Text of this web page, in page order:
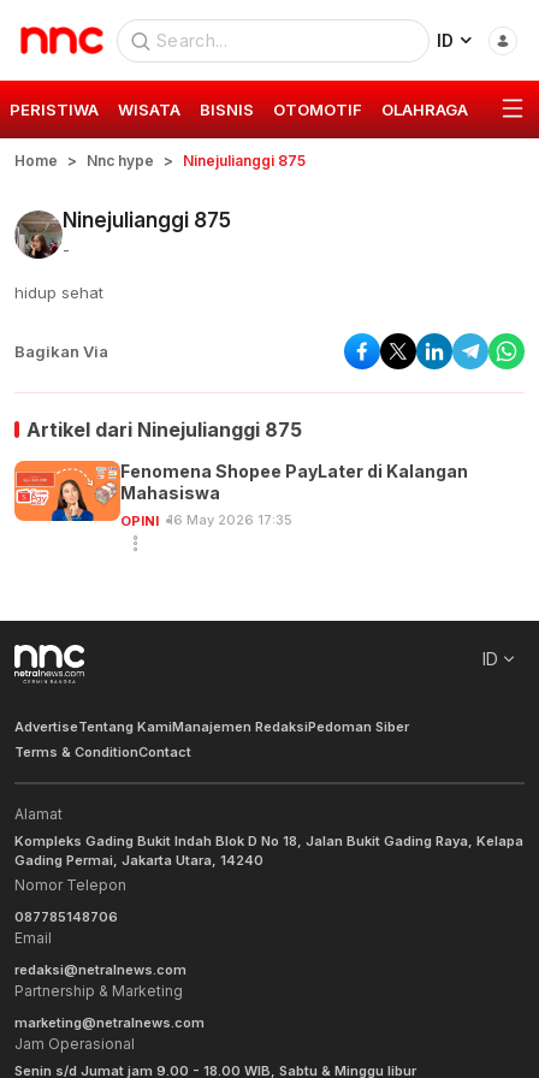
ID
PERISTIWA WISATA BISNIS OTOMOTIF OLAHRAGA GAYA
Home Nnc hype Ninejulianggi 875
Ninejulianggi 875
-
hidup sehat
Bagikan Via
Artikel dari Ninejulianggi 875
Fenomena Shopee PayLater di Kalangan
Mahasiswa
OPINI 16 May 2026 17:35
ID
AdvertiseTentang KamiManajemen RedaksiPedoman Siber
Terms & ConditionContact
Alamat
Kompleks Gading Bukit Indah Blok D No 18, Jalan Bukit Gading Raya, Kelapa
Gading Permai, Jakarta Utara, 14240
Nomor Telepon
087785148706
Email
redaksi@netralnews.com
Partnership & Marketing
marketing@netralnews.com
Jam Operasional
Senin s/d Jumat jam 9.00 - 18.00 WIB, Sabtu & Minggu libur